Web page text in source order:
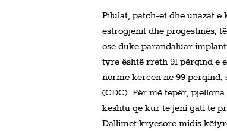
Pilulat, patch-et dhe unazat
estrogjenit dhe progestinës,
ose duke parandaluar
tyre është rreth 91 përqind e
normë kërcen në 99 përqind,
(CDC). Për më tepër,
kështu që kur të jeni gati të
Dallimet kryesore midis